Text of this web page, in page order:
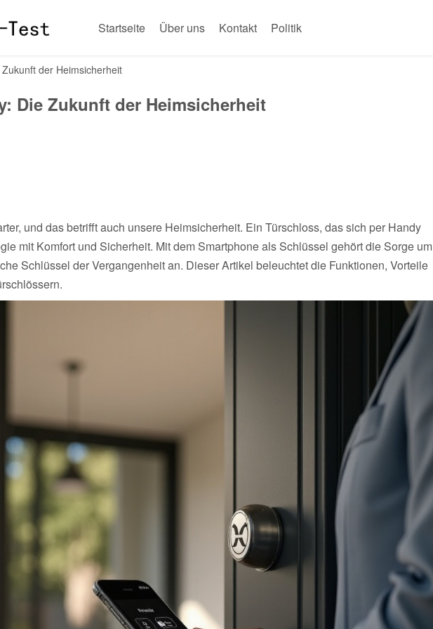
Startseite Über uns Kontakt Politik
der Heimsicherheit
Die Zukunft der Heimsicherheit
und das betrifft auch unsere Heimsicherheit. Ein Türschloss, das sich per Handy
mit Komfort und Sicherheit. Mit dem Smartphone als Schlüssel gehört die Sorge um
Schlüssel der Vergangenheit an. Dieser Artikel beleuchtet die Funktionen, Vorteile